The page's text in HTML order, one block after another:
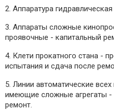
2. Аппаратура
3. Аппараты сложные
проявочные - капитальный
4. Клети прокатного стана -
испытания и сдача после
5. Линии автоматические
имеющие сложные агрегаты -
ремонт.